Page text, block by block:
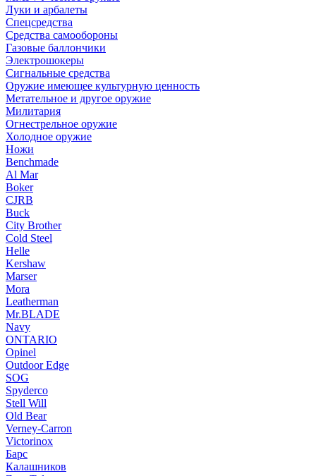
Луки и арбалеты
Спецсредства
Средства самообороны
Газовые баллончики
Электрошокеры
Сигнальные средства
Оружие имеющее культурную ценность
Метательное и другое оружие
Милитария
Огнестрельное оружие
Холодное оружие
Ножи
Benchmade
Al Mar
Boker
CJRB
Buck
City Brother
Cold Steel
Helle
Kershaw
Marser
Mora
Leatherman
Mr.BLADE
Navy
ONTARIO
Opinel
Outdoor Edge
SOG
Spyderco
Stell Will
Old Bear
Verney-Carron
Victorinox
Барс
Калашников